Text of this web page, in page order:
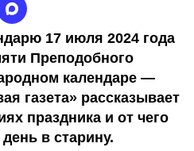
17 июля 2024 года
Преподобного
календаре —
газета» рассказывает
праздника и от чего
в старину.